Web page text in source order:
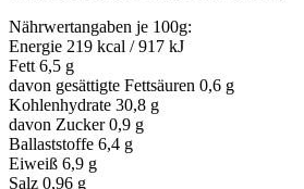
Nährwertangaben je 100g:
Energie 219 kcal / 917 kJ
Fett 6,5 g
davon gesättigte Fettsäuren 0,6 g
Kohlenhydrate 30,8 g
davon Zucker 0,9 g
Ballaststoffe 6,4 g
Eiweiß 6,9 g
Salz 0,96 g